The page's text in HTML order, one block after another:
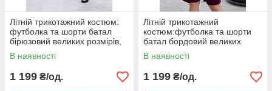
Літній трикотажний костюм:
футболка та шорти батал
бірюзовий великих розмірів,
Розміри: 52-54, 56-58, 60-62
В наявності
1 199 ₴/од.
Літній трикотажний
костюм:футболка та шорти
батал бордовий великих
розмірів, Розміри: 52-54, 56-
58, 60-62
В наявності
1 199 ₴/од.